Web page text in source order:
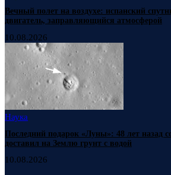
Вечный полет на воздухе: испанский
двигатель, заправляющийся атмосферой
10.08.2026
Наука
Последний подарок «Луны»: 48 лет назад
доставил на Землю грунт с водой
10.08.2026